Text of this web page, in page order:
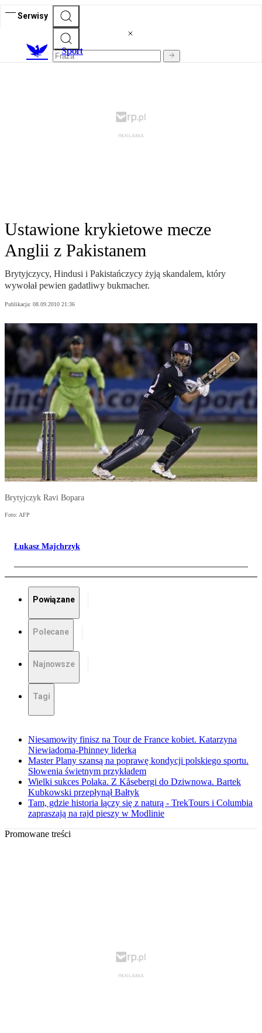
Serwisy
Sport
Ustawione krykietowe mecze
Anglii z Pakistanem
Brytyjczycy, Hindusi i Pakistańczycy żyją skandalem, który
wywołał pewien gadatliwy bukmacher.
Publikacja: 08.09.2010 21:36
Brytyjczyk Ravi Bopara
Foto: AFP
Łukasz Majchrzyk
Powiązane
Polecane
Najnowsze
Tagi
Niesamowity finisz na Tour de France kobiet. Katarzyna
Niewiadoma-Phinney liderką
Master Plany szansą na poprawę kondycji polskiego sportu.
Słowenia świetnym przykładem
Wielki sukces Polaka. Z Kåsebergi do Dziwnowa. Bartek
Kubkowski przepłynął Bałtyk
Tam, gdzie historia łączy się z naturą - TrekTours i Columbia
zapraszają na rajd pieszy w Modlinie
Promowane treści